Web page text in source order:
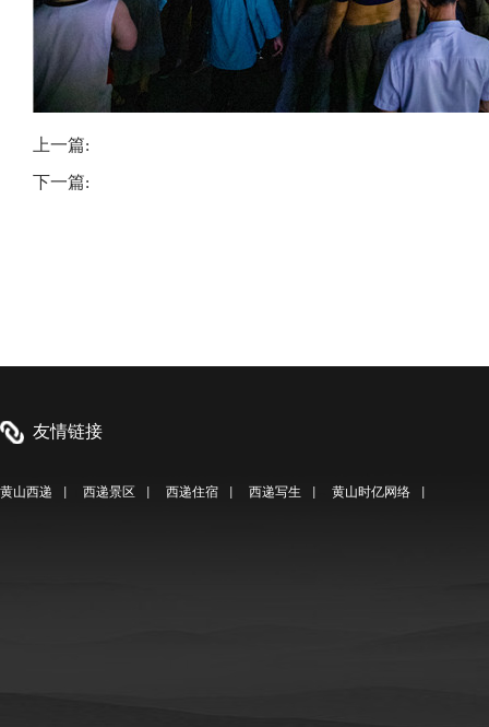
上一篇:
下一篇: